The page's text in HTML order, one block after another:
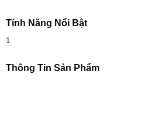
Tính Năng Nổi Bật
1
Thông Tin Sản Phẩm